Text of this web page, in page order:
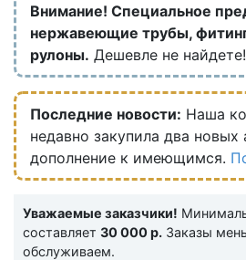
Внимание! Специальное
нержавеющие трубы,
рулоны. Дешевле не найдете!
Последние новости: Наша
недавно закупила два
дополнение к имеющимся.
Уважаемые заказчики!
составляет 30 000 р. Заказы
обслуживаем.